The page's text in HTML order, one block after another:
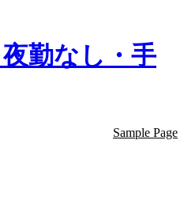
勤なし・手
Sample Page